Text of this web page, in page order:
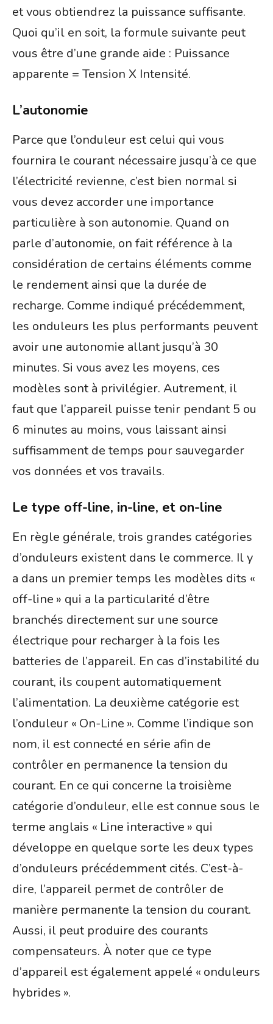
et vous obtiendrez la puissance suffisante.
Quoi qu’il en soit, la formule suivante peut
vous être d’une grande aide : Puissance
apparente = Tension X Intensité.
L’autonomie
Parce que l’onduleur est celui qui vous
fournira le courant nécessaire jusqu’à ce que
l’électricité revienne, c’est bien normal si
vous devez accorder une importance
particulière à son autonomie. Quand on
parle d’autonomie, on fait référence à la
considération de certains éléments comme
le rendement ainsi que la durée de
recharge. Comme indiqué précédemment,
les onduleurs les plus performants peuvent
avoir une autonomie allant jusqu’à 30
minutes. Si vous avez les moyens, ces
modèles sont à privilégier. Autrement, il
faut que l’appareil puisse tenir pendant 5 ou
6 minutes au moins, vous laissant ainsi
suffisamment de temps pour sauvegarder
vos données et vos travails.
Le type off-line, in-line, et on-line
En règle générale, trois grandes catégories
d’onduleurs existent dans le commerce. Il y
a dans un premier temps les modèles dits «
off-line » qui a la particularité d’être
branchés directement sur une source
électrique pour recharger à la fois les
batteries de l’appareil. En cas d’instabilité du
courant, ils coupent automatiquement
l’alimentation. La deuxième catégorie est
l’onduleur « On-Line ». Comme l’indique son
nom, il est connecté en série afin de
contrôler en permanence la tension du
courant. En ce qui concerne la troisième
catégorie d’onduleur, elle est connue sous le
terme anglais « Line interactive » qui
développe en quelque sorte les deux types
d’onduleurs précédemment cités. C’est-à-
dire, l’appareil permet de contrôler de
manière permanente la tension du courant.
Aussi, il peut produire des courants
compensateurs. À noter que ce type
d’appareil est également appelé « onduleurs
hybrides ».